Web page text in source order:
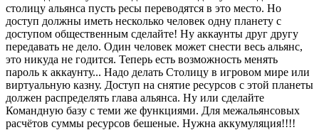
столицу альянса пусть ресы переводятся в это место. Но
доступ должны иметь несколько человек одну планету с
доступом общественным сделайте! Ну аккаунты друг другу
передавать не дело. Один человек может снести весь альянс,
это никуда не годится. Теперь есть возможность менять
пароль к аккаунту... Надо делать Столицу в игровом мире или
виртуальную казну. Доступ на снятие ресурсов с этой планеты
должен распределять глава альянса. Ну или сделайте
Командную базу с теми же функциями. Для межальянсовых
расчётов суммы ресурсов бешеные. Нужна аккумуляция!!!!